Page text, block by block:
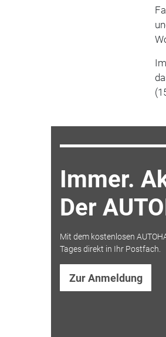
Immer.
Der
Mit dem kostenlosen
Tages direkt in Ihr Postfach.
Zur Anmeldung